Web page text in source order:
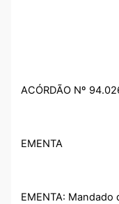
ACÓRDÃO Nº
EMENTA
EMENTA: Mandado